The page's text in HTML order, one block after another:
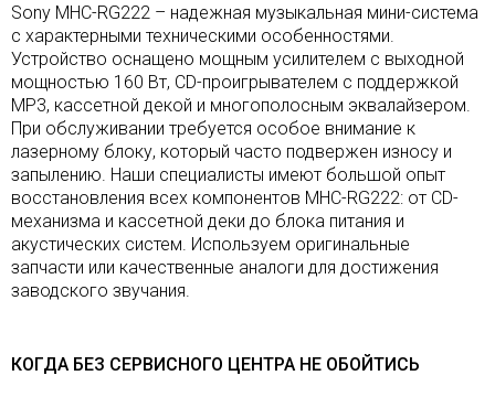
Sony MHC-RG222 – надежная музыкальная мини-система
с характерными техническими особенностями.
Устройство оснащено мощным усилителем с выходной
мощностью 160 Вт, CD-проигрывателем с поддержкой
MP3, кассетной декой и многополосным эквалайзером.
При обслуживании требуется особое внимание к
лазерному блоку, который часто подвержен износу и
запылению. Наши специалисты имеют большой опыт
восстановления всех компонентов MHC-RG222: от CD-
механизма и кассетной деки до блока питания и
акустических систем. Используем оригинальные
запчасти или качественные аналоги для достижения
заводского звучания.
КОГДА БЕЗ СЕРВИСНОГО ЦЕНТРА НЕ ОБОЙТИСЬ